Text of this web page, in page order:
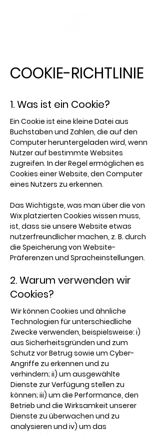
COOKIE-RICHTLINIE
1. Was ist ein Cookie?
Ein Cookie ist eine kleine Datei aus
Buchstaben und Zahlen, die auf den
Computer heruntergeladen wird, wenn
Nutzer auf bestimmte Websites
zugreifen. In der Regel ermöglichen es
Cookies einer Website, den Computer
eines Nutzers zu erkennen.
Das Wichtigste, was man über die von
Wix platzierten Cookies wissen muss,
ist, dass sie unsere Website etwas
nutzerfreundlicher machen, z. B. durch
die Speicherung von Website-
Präferenzen und Spracheinstellungen.
2. Warum verwenden wir
Cookies?
Wir können Cookies und ähnliche
Technologien für unterschiedliche
Zwecke verwenden, beispielsweise: i)
aus Sicherheitsgründen und zum
Schutz vor Betrug sowie um Cyber-
Angriffe zu erkennen und zu
verhindern; ii) um ausgewählte
Dienste zur Verfügung stellen zu
können; iii) um die Performance, den
Betrieb und die Wirksamkeit unserer
Dienste zu überwachen und zu
analysieren und iv) um das